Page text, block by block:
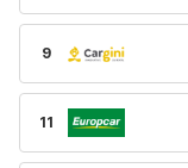
9
11